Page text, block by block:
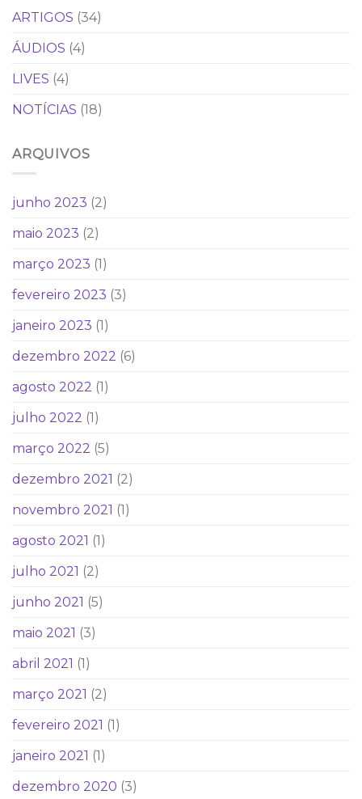
ARTIGOS (34)
ÁUDIOS (4)
LIVES (4)
NOTÍCIAS (18)
ARQUIVOS
junho 2023 (2)
maio 2023 (2)
março 2023 (1)
fevereiro 2023 (3)
janeiro 2023 (1)
dezembro 2022 (6)
agosto 2022 (1)
julho 2022 (1)
março 2022 (5)
dezembro 2021 (2)
novembro 2021 (1)
agosto 2021 (1)
julho 2021 (2)
junho 2021 (5)
maio 2021 (3)
abril 2021 (1)
março 2021 (2)
fevereiro 2021 (1)
janeiro 2021 (1)
dezembro 2020 (3)